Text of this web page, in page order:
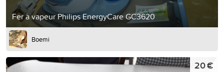
Fer à vapeur Philips EnergyCare GC3620
Boemi
20 €